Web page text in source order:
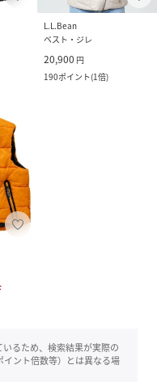
L.L.Bean
ベスト・ジレ
20,900 円
190ポイント(1倍)
るため、検索結果が実際の
ント倍数等）とは異なる場